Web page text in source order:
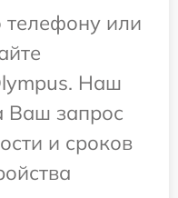
телефону или
Наш
Ваш запрос
и сроков